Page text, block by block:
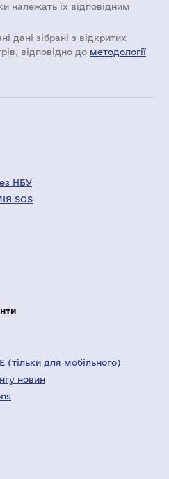
належать їх відповідним
дані зібрані з відкритих
відповідно до методології
НБУ
SOS
(тільки для мобільного)
новин